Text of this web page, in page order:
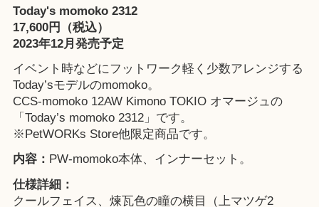
Today's momoko 2312
17,600円（税込）
2023年12月発売予定
イベント時などにフットワーク軽く少数アレンジする
Today’sモデルのmomoko。
CCS-momoko 12AW Kimono TOKIO オマージュの
「Today’s momoko 2312」です。
※PetWORKs Store他限定商品です。
内容： PW-momoko本体、インナーセット。
仕様詳細：
クールフェイス、煉瓦色の瞳の横目（上マツゲ2